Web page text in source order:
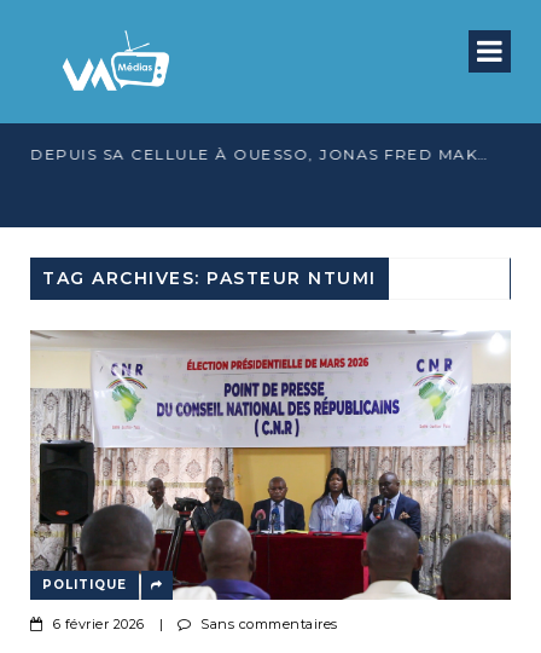
DEPUIS SA CELLULE À OUESSO, JONAS FRED MAKITA DÉNONCE CE QU’IL QUALIFIE DE DÉNI DE JUSTICE
TAG ARCHIVES: PASTEUR NTUMI
POLITIQUE
6 février 2026 | Sans commentaires